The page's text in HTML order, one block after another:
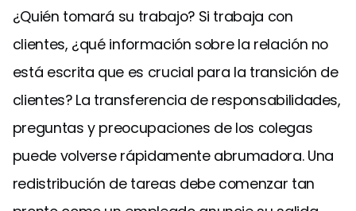
¿Quién tomará su trabajo? Si trabaja con
clientes, ¿qué información sobre la relación no
está escrita que es crucial para la transición de
clientes? La transferencia de responsabilidades,
preguntas y preocupaciones de los colegas
puede volverse rápidamente abrumadora. Una
redistribución de tareas debe comenzar tan